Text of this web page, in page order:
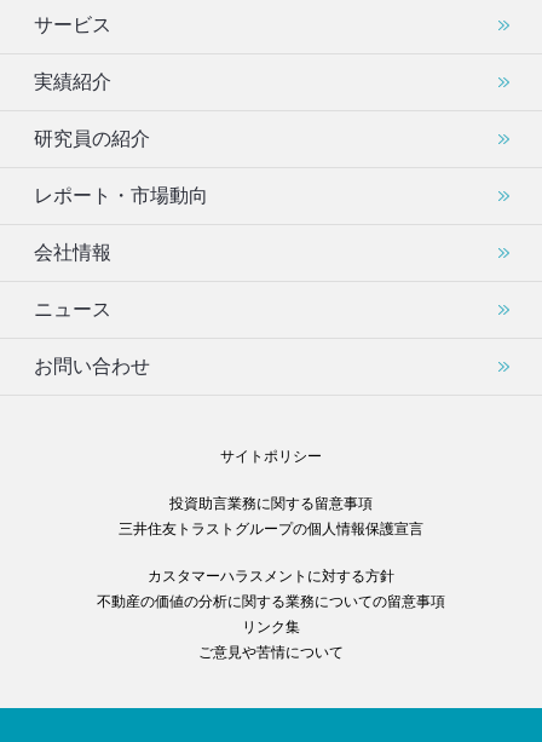
サービス
実績紹介
研究員の紹介
レポート・市場動向
会社情報
ニュース
お問い合わせ
サイトポリシー
投資助言業務に関する留意事項
三井住友トラストグループの個人情報保護宣言
カスタマーハラスメントに対する方針
不動産の価値の分析に関する業務についての留意事項
リンク集
ご意見や苦情について